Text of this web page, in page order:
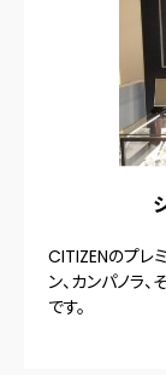
CITIZENのプレ
ン、カンパノラ
です。